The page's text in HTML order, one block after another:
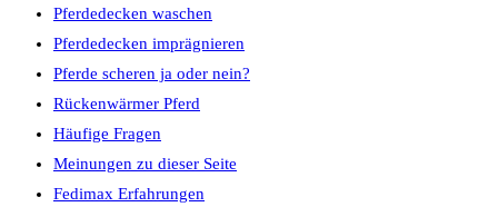
Pferdedecken waschen
Pferdedecken imprägnieren
Pferde scheren ja oder nein?
Rückenwärmer Pferd
Häufige Fragen
Meinungen zu dieser Seite
Fedimax Erfahrungen